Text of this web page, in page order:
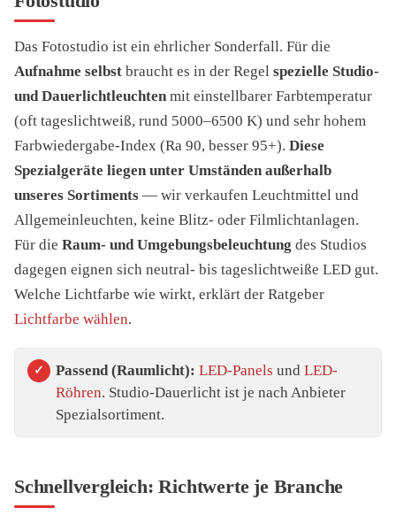
Das Fotostudio ist ein ehrlicher Sonderfall. Für die
Aufnahme selbst braucht es in der Regel spezielle Studio-
und Dauerlichtleuchten mit einstellbarer Farbtemperatur
(oft tageslichtweiß, rund 5000–6500 K) und sehr hohem
Farbwiedergabe-Index (Ra 90, besser 95+). Diese
Spezialgeräte liegen unter Umständen außerhalb
unseres Sortiments — wir verkaufen Leuchtmittel und
Allgemeinleuchten, keine Blitz- oder Filmlichtanlagen.
Für die Raum- und Umgebungsbeleuchtung des Studios
dagegen eignen sich neutral- bis tageslichtweiße LED gut.
Welche Lichtfarbe wie wirkt, erklärt der Ratgeber
Lichtfarbe wählen.
Passend (Raumlicht): LED-Panels und LED-
Röhren. Studio-Dauerlicht ist je nach Anbieter
Spezialsortiment.
Schnellvergleich: Richtwerte je Branche